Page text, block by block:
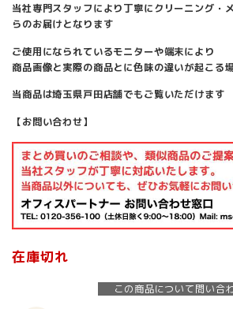
当社専門スタッフにより丁寧にクリーニング・
らのお届けとなります
ご使用になられているモニターや端末により
商品画像と実際の商品とに色味の違いが起こる
当商品は埼玉県戸田店舗でもご覧いただけます
【お問い合わせ】
在庫切れ
この商品について問い合